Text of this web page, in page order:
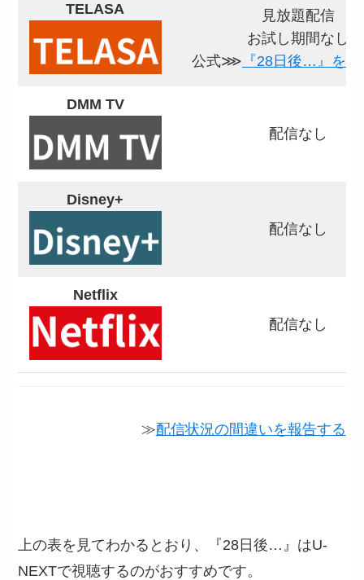
TELASA
見放題配信
お試し期間なし
公式⋙ 『28日後…』を
DMM TV
配信なし
Disney+
配信なし
Netflix
配信なし
≫配信状況の間違いを報告する
上の表を見てわかるとおり、『28日後…』はU-
NEXTで視聴するのがおすすめです。